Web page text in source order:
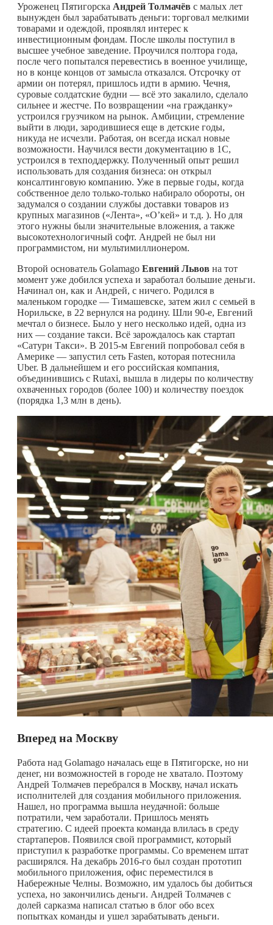
Уроженец Пятигорска Андрей Толмачёв с малых лет
вынужден был зарабатывать деньги: торговал мелкими
товарами и одеждой, проявлял интерес к
инвестиционным фондам. После школы поступил в
высшее учебное заведение. Проучился полтора года,
после чего попытался перевестись в военное училище,
но в конце концов от замысла отказался. Отсрочку от
армии он потерял, пришлось идти в армию. Чечня,
суровые солдатские будни — всё это закалило, сделало
сильнее и жестче. По возвращении «на гражданку»
устроился грузчиком на рынок. Амбиции, стремление
выйти в люди, зародившиеся еще в детские годы,
никуда не исчезли. Работая, он всегда искал новые
возможности. Научился вести документацию в 1С,
устроился в техподдержку. Полученный опыт решил
использовать для создания бизнеса: он открыл
консалтинговую компанию. Уже в первые годы, когда
собственное дело только-только набирало обороты, он
задумался о создании службы доставки товаров из
крупных магазинов («Лента», «О’кей» и т.д. ). Но для
этого нужны были значительные вложения, а также
высокотехнологичный софт. Андрей не был ни
программистом, ни мультимиллионером.
Второй основатель Golamago Евгений Львов на тот
момент уже добился успеха и заработал большие деньги.
Начинал он, как и Андрей, с ничего. Родился в
маленьком городке — Тимашевске, затем жил с семьей в
Норильске, в 22 вернулся на родину. Шли 90-е, Евгений
мечтал о бизнесе. Было у него несколько идей, одна из
них — создание такси. Всё зарождалось как стартап
«Сатурн Такси». В 2015-м Евгений попробовал себя в
Америке — запустил сеть Fasten, которая потеснила
Uber. В дальнейшем и его российская компания,
объединившись с Rutaxi, вышла в лидеры по количеству
охваченных городов (более 100) и количеству поездок
(порядка 1,3 млн в день).
Вперед на Москву
Работа над Golamago началась еще в Пятигорске, но ни
денег, ни возможностей в городе не хватало. Поэтому
Андрей Толмачев перебрался в Москву, начал искать
исполнителей для создания мобильного приложения.
Нашел, но программа вышла неудачной: больше
потратили, чем заработали. Пришлось менять
стратегию. С идеей проекта команда влилась в среду
стартаперов. Появился свой программист, который
приступил к разработке программы. Со временем штат
расширялся. На декабрь 2016-го был создан прототип
мобильного приложения, офис переместился в
Набережные Челны. Возможно, им удалось бы добиться
успеха, но закончились деньги. Андрей Толмачев с
долей сарказма написал статью в блог обо всех
попытках команды и ушел зарабатывать деньги.